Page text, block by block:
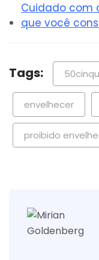
Cuidado com
que você
Tags:
envelhecer
proibido